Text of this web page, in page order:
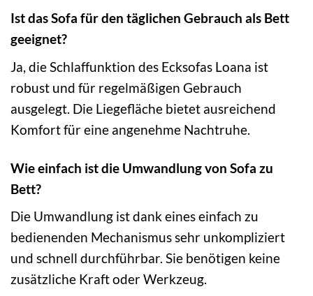
Ist das Sofa für den täglichen Gebrauch als Bett
geeignet?
Ja, die Schlaffunktion des Ecksofas Loana ist
robust und für regelmäßigen Gebrauch
ausgelegt. Die Liegefläche bietet ausreichend
Komfort für eine angenehme Nachtruhe.
Wie einfach ist die Umwandlung von Sofa zu
Bett?
Die Umwandlung ist dank eines einfach zu
bedienenden Mechanismus sehr unkompliziert
und schnell durchführbar. Sie benötigen keine
zusätzliche Kraft oder Werkzeug.